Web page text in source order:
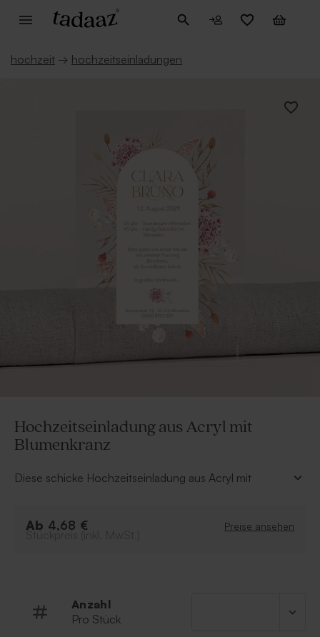
hochzeit → hochzeitseinladungen
Hochzeitseinladung aus Acryl mit
Blumenkranz
Diese schicke Hochzeitseinladung aus Acryl mit
Einladungstext personalisiert werden. Kündigt eure
Ab 4,68 € Preise ansehen
Anzahl
Pro Stück